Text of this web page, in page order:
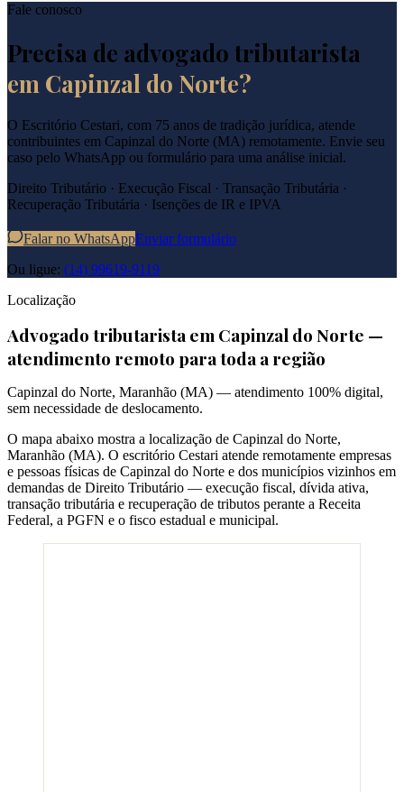
Fale conosco
Precisa de advogado tributarista
em Capinzal do Norte?
O Escritório Cestari, com 75 anos de tradição jurídica, atende
contribuintes em Capinzal do Norte (MA) remotamente. Envie seu
caso pelo WhatsApp ou formulário para uma análise inicial.
Direito Tributário · Execução Fiscal · Transação Tributária ·
Recuperação Tributária · Isenções de IR e IPVA
Falar no WhatsAppEnviar formulário
Ou ligue: (14) 99619-9119
Localização
Advogado tributarista em Capinzal do Norte —
atendimento remoto para toda a região
Capinzal do Norte, Maranhão (MA) — atendimento 100% digital,
sem necessidade de deslocamento.
O mapa abaixo mostra a localização de Capinzal do Norte,
Maranhão (MA). O escritório Cestari atende remotamente empresas
e pessoas físicas de Capinzal do Norte e dos municípios vizinhos em
demandas de Direito Tributário — execução fiscal, dívida ativa,
transação tributária e recuperação de tributos perante a Receita
Federal, a PGFN e o fisco estadual e municipal.